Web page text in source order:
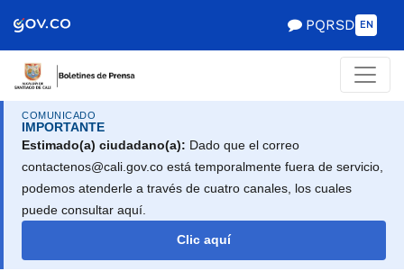
PQRSD EN
COMUNICADO
IMPORTANTE
Estimado(a) ciudadano(a): Dado que el correo
contactenos@cali.gov.co está temporalmente fuera de servicio,
podemos atenderle a través de cuatro canales, los cuales
puede consultar aquí.
Clic aquí